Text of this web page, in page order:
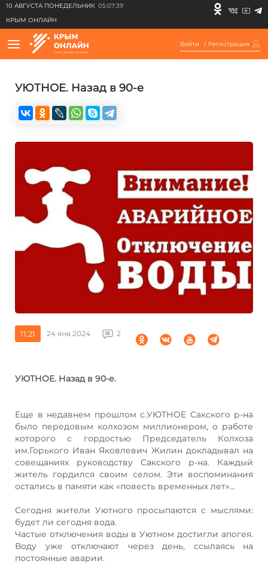
10 АВГУСТА ПОНЕДЕЛЬНИК 05:07:39
КРЫМ ОНЛАЙН
Войти / Регистрация
УЮТНОЕ. Назад в 90-е
11:21 24 янв 2024 2
УЮТНОЕ. Назад в 90-е.
Еще в недавнем прошлом с.УЮТНОЕ Сакского р-на
было передовым колхозом миллионером, о работе
которого с гордостью Председатель Колхоза
им.Горького Иван Яковлевич Жилин докладывал на
совещаниях руководству Сакского р-на. Каждый
житель гордился своим селом. Эти воспоминания
остались в памяти как «повесть временных лет»…
Сегодня жители Уютного просыпаются с мыслями:
будет ли сегодня вода.
Частые отключения воды в Уютном достигли апогея.
Воду уже отключают через день, ссылаясь на
постоянные аварии.